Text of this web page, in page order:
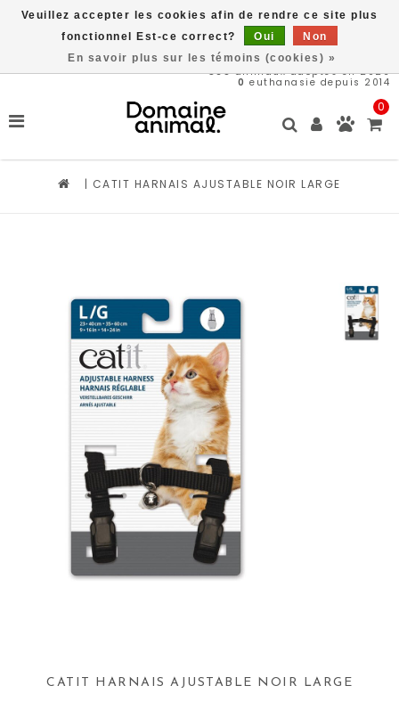
568animaux adoptés en 2026
0 euthanasie depuis 2014
0
| CATIT HARNAIS AJUSTABLE NOIR LARGE
CATIT HARNAIS AJUSTABLE NOIR LARGE
Veuillez accepter les cookies afin de rendre ce site plus
fonctionnel Est-ce correct?
Oui
Non
En savoir plus sur les témoins (cookies) »
Livraison gratuite à partir de 89$*